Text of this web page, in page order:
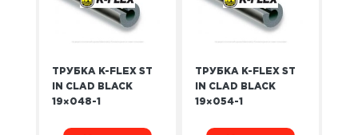
ТРУБКА K-FLEX ST
IN CLAD BLACK
19×048-1
ТРУБКА K-FLEX ST
IN CLAD BLACK
19×054-1